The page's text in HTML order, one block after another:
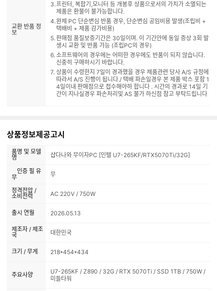
교환 반품 정
보
프린터, 복합기,모니터 등 개봉후 상품으로서의 가치가 소멸되는
제품은 환불이 불가능합니다.
완제 PC 단순변심 반품 경우, 단순변심 공임비용 발생(조립비 +
택배비 + 제품 감가비용)
판매점 품질보증기간은 30일이며. 이 기간안에 동일 증상 3회 발
생시 교환 및 반품 가능 (조립PC의 경우)
소프트웨어의 경우에는 어떠한 경우에도 반품이 되지 않습니다.
신중히 구매하시기 바랍니다.
상품이 수령한지 7일이 경과했을 경우 제품관련 당사 A/S 규정에
따라서 A/S 진행이 됩니다./ 택배 파손일경우 본 제품 박스 포함 1
4일이내 판매점으로 접수해야하 합니다 . 시간의 경과로 14일 기
간이 지나실경우 파손처리및 AS 불가 하신점 참고 부탁드립니다
상품정보제공고시
품명 및 모델
명
샵다나와 무이자PC [인텔 U7-265KF/RTX5070Ti/32G]
인증 필 유
무
무
정격전압 /
소비전력
AC 220V / 750W
출시 연월 2026.05.13
제조자 / 제조
국
대한민국
크기 / 무게 218*454*434
주요사양
U7-265KF / Z890 / 32G / RTX 5070Ti / SSD 1TB / 750W /
미들타워